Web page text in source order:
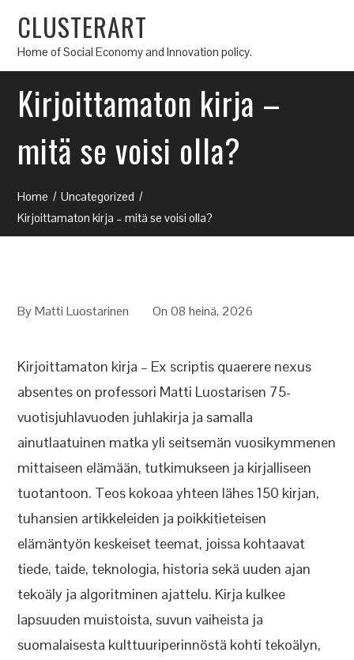
CLUSTERART
Home of Social Economy and Innovation policy.
Kirjoittamaton kirja –
mitä se voisi olla?
Home
Uncategorized
Kirjoittamaton kirja – mitä se voisi olla?
ByMatti Luostarinen On 08 heinä, 2026
Kirjoittamaton kirja – Ex scriptis quaerere nexus
absentes on professori Matti Luostarisen 75-
vuotisjuhlavuoden juhlakirja ja samalla
ainutlaatuinen matka yli seitsemän vuosikymmenen
mittaiseen elämään, tutkimukseen ja kirjalliseen
tuotantoon. Teos kokoaa yhteen lähes 150 kirjan,
tuhansien artikkeleiden ja poikkitieteisen
elämäntyön keskeiset teemat, joissa kohtaavat
tiede, taide, teknologia, historia sekä uuden ajan
tekoäly ja algoritminen ajattelu. Kirja kulkee
lapsuuden muistoista, suvun vaiheista ja
suomalaisesta kulttuuriperinnöstä kohti tekoälyn,